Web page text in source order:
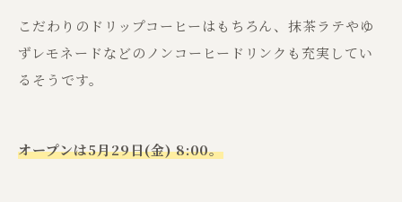
こだわりのドリップコーヒーはもちろん、抹茶ラテやゆ
ずレモネードなどのノンコーヒードリンクも充実してい
るそうです。
オープンは5月29日(金) 8:00。